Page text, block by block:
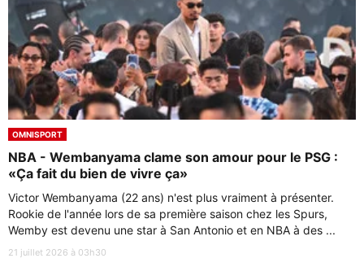
OMNISPORT
NBA - Wembanyama clame son amour pour le PSG :
«Ça fait du bien de vivre ça»
Victor Wembanyama (22 ans) n'est plus vraiment à présenter.
Rookie de l'année lors de sa première saison chez les Spurs,
Wemby est devenu une star à San Antonio et en NBA à des ...
21 juillet 2026 à 03h30